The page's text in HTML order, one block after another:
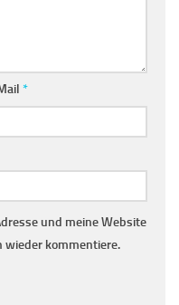
*
und meine Website
wieder kommentiere.